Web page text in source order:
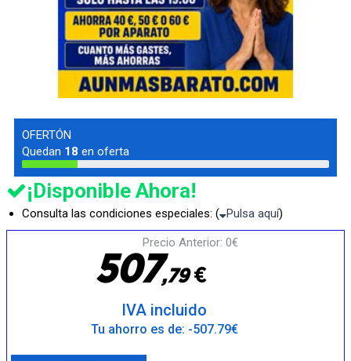
OFERTÓN
Quedan 18 en oferta
¡Disponible Ahora!
Consulta las condiciones especiales: ( Pulsa aquí)
Precio Anterior: 0€
507,79€
IVA incluido
Tu ahorro es de: -507.79€